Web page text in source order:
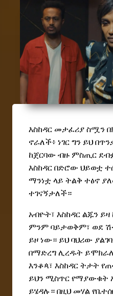
እስከዳር መታፈሪያ ስሟን
ኖራለች፥ ነገር ግን ይህ
ከጀርባው ብዙ ምስጢር
እስከዳር በድሮው ህይወቷ
ማንነቷ ላይ ትልቅ ተፅኖ
ተገናኝታለች።
አብዮት፣ እስከዳር ልጁን
ምንም ባይታወቅም፣ ወደ
ይዞ ነው። ይህ ባህሪው
በማድረግ ሊረዱት
እንቆጳ፣ እስከዳር ትታት
ይህን ሚስጥር የማያውቁት
ይሄዳሉ። በዚህ መሃል